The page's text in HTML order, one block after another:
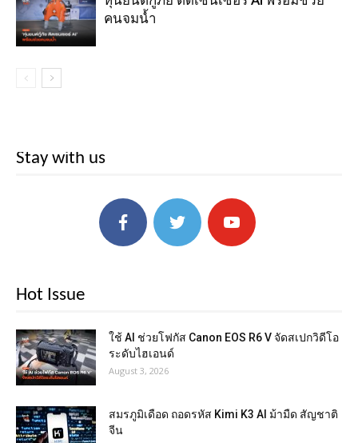
คนจมน้ำ
Stay with us
Hot Issue
ใช้ AI ช่วยโฟกัส Canon EOS R6 V จัดสเปกวิดีโอ
ระดับไฮเอนด์
August 3, 2026
สมรภูมิเดือด ถอดรหัส Kimi K3 AI ม้ามืด สัญชาติ
จีน